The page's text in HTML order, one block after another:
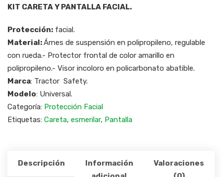
KIT CARETA Y PANTALLA FACIAL.
Protección: facial.
Material:Árnes de suspensión en polipropileno, regulable
con rueda.- Protector frontal de color amarillo en
polipropileno.- Visor incoloro en policarbonato abatible.
Marca: Tractor Safety.
Modelo: Universal.
Categoría: Protección Facial
Etiquetas: Careta, esmerilar, Pantalla
Descripción
Información
Valoraciones